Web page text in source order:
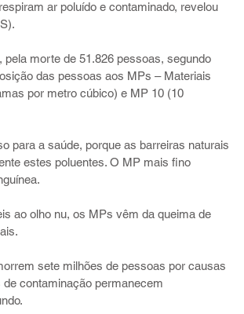
ar poluído e contaminado, revelou
morte de 51.826 pessoas, segundo
das pessoas aos MPs – Materiais
por metro cúbico) e MP 10 (10
para a saúde, porque as barreiras naturais
estes poluentes. O MP mais fino
ao olho nu, os MPs vêm da queima de
sete milhões de pessoas por causas
contaminação permanecem